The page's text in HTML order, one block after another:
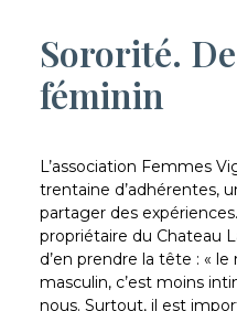
Sororité.
féminin
L’association Femmes
trentaine d’adhérentes,
partager des
propriétaire du Chateau
d’en prendre la tête : «
masculin, c’est moins
nous. Surtout, il est